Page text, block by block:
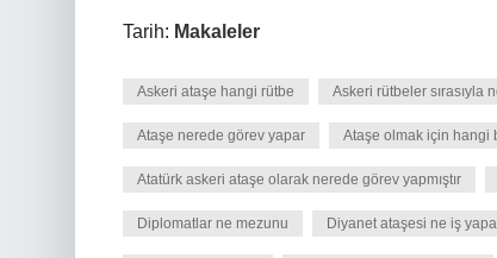
Tarih: Makaleler
Askeri ataşe hangi rütbe Askeri rütbeler sırasıyla
Ataşe nerede görev yapar Ataşe olmak için hangi
Atatürk askeri ataşe olarak nerede görev yapmıştır
Diplomatlar ne mezunu Diyanet ataşesi ne iş